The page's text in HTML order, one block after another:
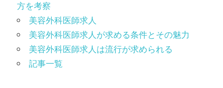
方を考察
美容外科医師求人
美容外科医師求人が求める条件とその魅力
美容外科医師求人は流行が求められる
記事一覧